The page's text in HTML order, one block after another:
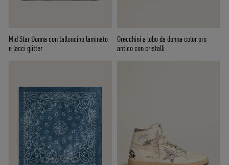
Mid Star Donna con talloncino laminato
e lacci glitter
Orecchini a lobo da donna color oro
antico con cristalli